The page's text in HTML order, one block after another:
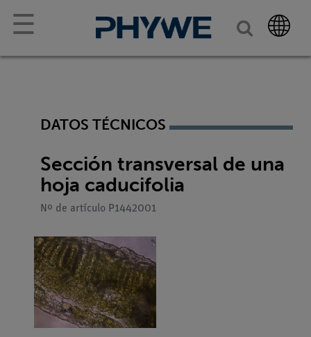
☰
DATOS TÉCNICOS
Sección transversal de una
hoja caducifolia
Nº de artículo P1442001